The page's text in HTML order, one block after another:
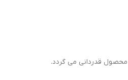
محصول قدردانی می گردد.